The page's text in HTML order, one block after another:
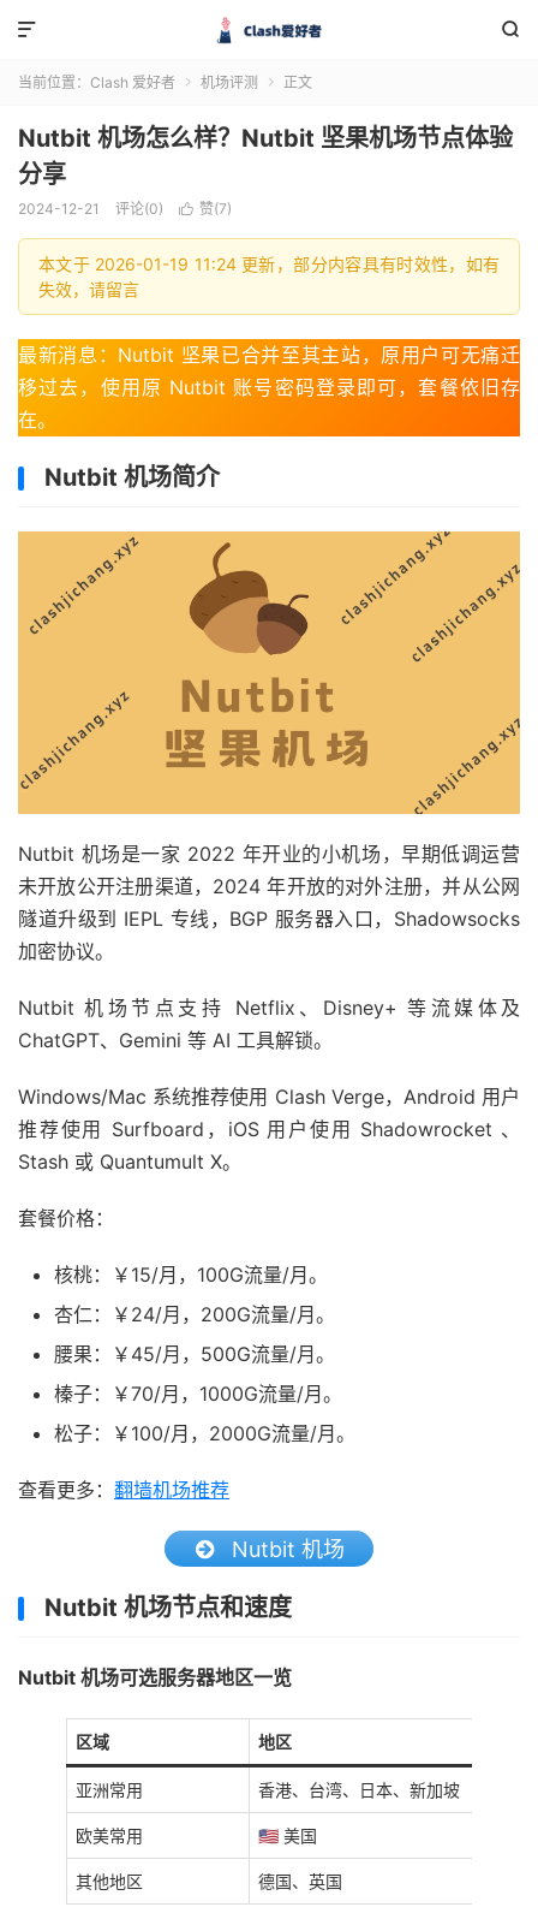


当前位置： Clash 爱好者  机场评测  正文
Nutbit 机场怎么样？Nutbit 坚果机场节点体验
分享
2024-12-21 评论(0)  赞(7)
本文于 2026-01-19 11:24 更新，部分内容具有时效性，如有
失效，请留言
最新消息：Nutbit 坚果已合并至其主站，原用户可无痛迁
移过去，使用原 Nutbit 账号密码登录即可，套餐依旧存
在。
Nutbit 机场简介
Nutbit 机场是一家 2022 年开业的小机场，早期低调运营
未开放公开注册渠道，2024 年开放的对外注册，并从公网
隧道升级到 IEPL 专线，BGP 服务器入口，Shadowsocks
加密协议。
Nutbit 机场节点支持 Netflix、Disney+ 等流媒体及
ChatGPT、Gemini 等 AI 工具解锁。
Windows/Mac 系统推荐使用 Clash Verge，Android 用户
推荐使用 Surfboard，iOS 用户使用 Shadowrocket 、
Stash 或 Quantumult X。
套餐价格：
核桃：￥15/月，100G流量/月。
杏仁：￥24/月，200G流量/月。
腰果：￥45/月，500G流量/月。
榛子：￥70/月，1000G流量/月。
松子：￥100/月，2000G流量/月。
查看更多： 翻墙机场推荐
Nutbit 机场
Nutbit 机场节点和速度
Nutbit 机场可选服务器地区一览
区域 地区
亚洲常用 香港、台湾、日本、新加坡
欧美常用 🇺🇸 美国
其他地区 德国、英国